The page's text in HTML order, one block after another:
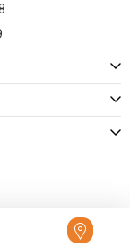
họa
năng
trang bị
điều chỉnh độ
làm việc,
triển của